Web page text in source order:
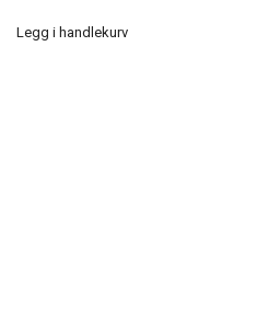
Legg i handlekurv